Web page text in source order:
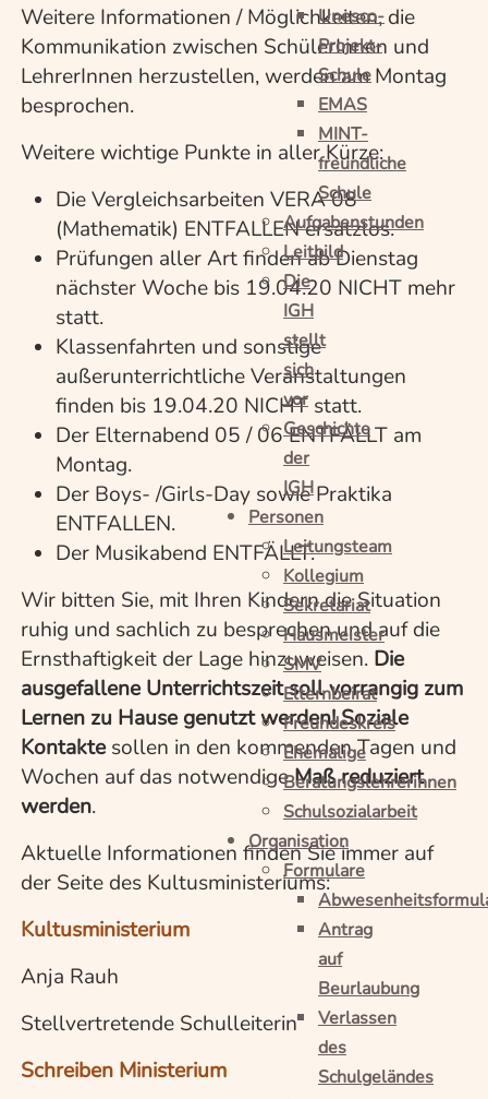
Unesco-
Projekt-
Schule
EMAS
MINT-
freundliche
Schule
Aufgabenstunden
Leitbild
Die
IGH
stellt
sich
vor
Geschichte
der
IGH
Personen
Leitungsteam
Kollegium
Sekretariat
Hausmeister
SMV
Elternbeirat
Freundeskreis
Ehemalige
Beratungslehrerinnen
Schulsozialarbeit
Organisation
Formulare
Antrag
auf
Beurlaubung
Verlassen
des
Schulgeländes
Weitere Informationen / Möglichkeiten, die
Kommunikation zwischen SchülerInnen und
LehrerInnen herzustellen, werden am Montag
besprochen.
Weitere wichtige Punkte in aller Kürze:
Die Vergleichsarbeiten VERA 08
(Mathematik) ENTFALLEN ersatzlos.
Prüfungen aller Art finden ab Dienstag
nächster Woche bis 19.04.20 NICHT mehr
statt.
Klassenfahrten und sonstige
außerunterrichtliche Veranstaltungen
finden bis 19.04.20 NICHT statt.
Der Elternabend 05 / 06 ENTFÄLLT am
Montag.
Der Boys- /Girls-Day sowie Praktika
ENTFALLEN.
Der Musikabend ENTFÄLLT.
Wir bitten Sie, mit Ihren Kindern die Situation
ruhig und sachlich zu besprechen und auf die
Ernsthaftigkeit der Lage hinzuweisen. Die
ausgefallene Unterrichtszeit soll vorrangig zum
Lernen zu Hause genutzt werden!Soziale
Kontaktesollen in den kommenden Tagen und
Wochen auf das notwendigeMaß reduziert
werden.
Aktuelle Informationen finden Sie immer auf
der Seite des Kultusministeriums:
Kultusministerium
Anja Rauh
Stellvertretende Schulleiterin
Schreiben Ministerium